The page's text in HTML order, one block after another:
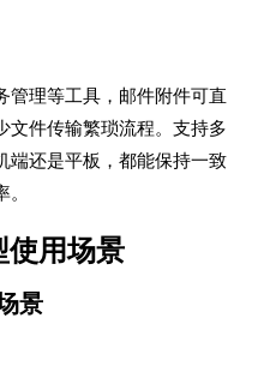
管理等工具，邮件附件可直
文件传输繁琐流程。支持多
端还是平板，都能保持一致
使用场景​
景​